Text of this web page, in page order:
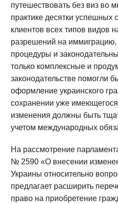
путешествовать без виз во
практике десятки
клиентов всех типов видов
разрешений на иммиграцию,
процедуры и
только комплексные и
законодательстве помогли
оформление украинского
сохранении уже
изменения должны быть
учетом международных
На рассмотрение
№ 2590 «О внесении
Украины относительно
предлагает расширить
право на приобретение